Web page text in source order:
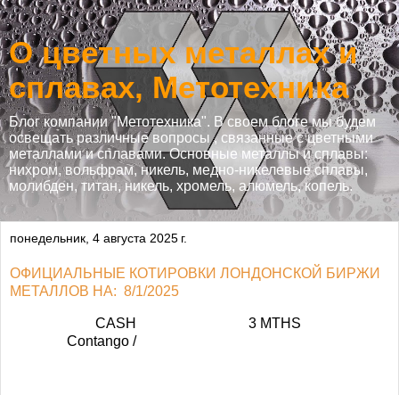
О цветных металлах и
сплавах, Метотехника
Блог компании "Метотехника". В своем блоге мы будем
освещать различные вопросы , связанные с цветными
металлами и сплавами. Основные металлы и сплавы:
нихром, вольфрам, никель, медно-никелевые сплавы,
молибден, титан, никель, хромель, алюмель, копель.
понедельник, 4 августа 2025 г.
ОФИЦИАЛЬНЫЕ КОТИРОВКИ ЛОНДОНСКОЙ БИРЖИ
МЕТАЛЛОВ НА: 8/1/2025
CASH
3 MTHS
Contango /